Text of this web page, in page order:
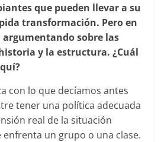
que pueden llevar a su
transformación. Pero en
argumentando sobre las
y la estructura. ¿Cuál
con lo que decíamos antes
tener una política adecuada
real de la situación
enfrenta un grupo o una clase.